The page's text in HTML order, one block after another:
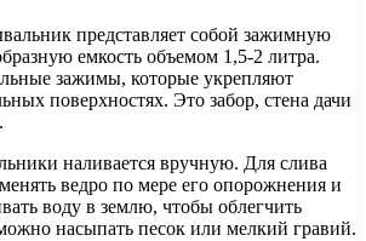
представляет собой зажимную
емкость объемом 1,5-2 литра.
зажимы, которые укрепляют
поверхностях. Это забор, стена дачи
наливается вручную. Для слива
ведро по мере его опорожнения и
воду в землю, чтобы облегчить
насыпать песок или мелкий гравий.